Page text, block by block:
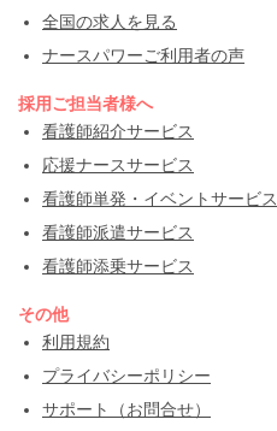
全国の求人を見る
ナースパワーご利用者の声
採用ご担当者様へ
看護師紹介サービス
応援ナースサービス
看護師単発・イベントサービス
看護師派遣サービス
看護師添乗サービス
その他
利用規約
プライバシーポリシー
サポート（お問合せ）